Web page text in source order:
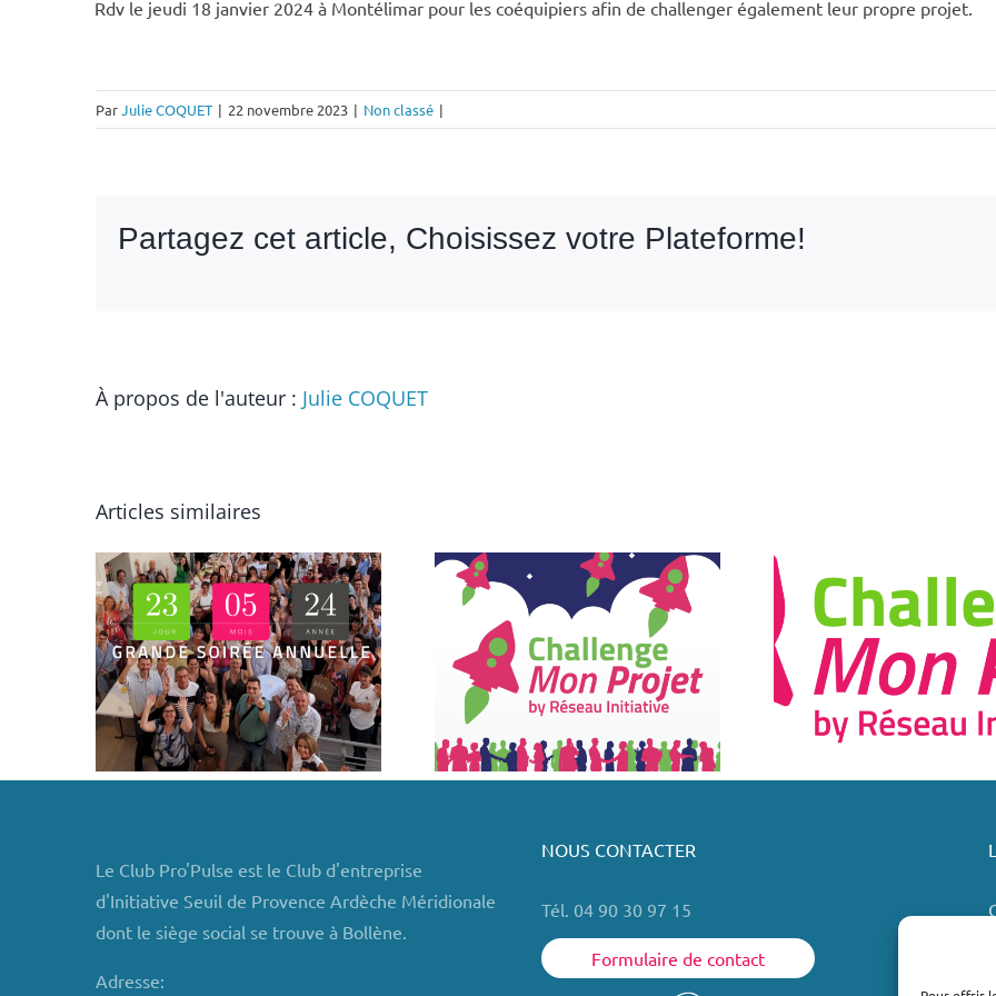
Rdv le jeudi 18 janvier 2024 à Montélimar pour les coéquipiers afin de challenger également leur propre projet.
ParJulie COQUET | 22 novembre 2023 | Non classé |
Partagez cet article, Choisissez votre Plateforme!
À propos de l'auteur : Julie COQUET
Articles similaires
Les outils :
Challenge Mon
Projet (Réservé
aux porteurs de
projets
participants)
Challenge mon
projet by
Réseau Initiative
Le Club Pro'Pulse est le Club d'entreprise
d'Initiative Seuil de Provence Ardèche Méridionale
dont le siège social se trouve à Bollène.
Adresse:
NOUS CONTACTER
Tél. 04 90 30 97 15
Formulaire de contact